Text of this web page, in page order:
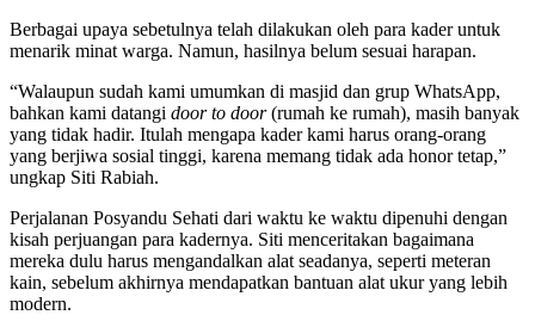
Berbagai upaya sebetulnya telah dilakukan oleh para kader untuk
menarik minat warga. Namun, hasilnya belum sesuai harapan.
“Walaupun sudah kami umumkan di masjid dan grup WhatsApp,
bahkan kami datangi door to door(rumah ke rumah), masih banyak
yang tidak hadir. Itulah mengapa kader kami harus orang-orang
yang berjiwa sosial tinggi, karena memang tidak ada honor tetap,”
ungkap Siti Rabiah.
Perjalanan Posyandu Sehati dari waktu ke waktu dipenuhi dengan
kisah perjuangan para kadernya. Siti menceritakan bagaimana
mereka dulu harus mengandalkan alat seadanya, seperti meteran
kain, sebelum akhirnya mendapatkan bantuan alat ukur yang lebih
modern.